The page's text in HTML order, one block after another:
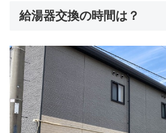
給湯器交換の時間は？